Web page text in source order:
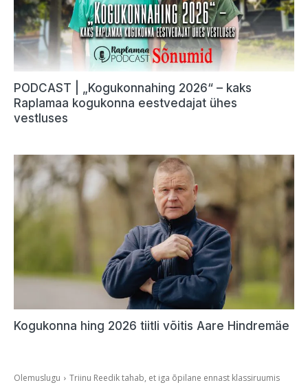
PODCAST | „Kogukonnahing 2026“ – kaks
Raplamaa kogukonna eestvedajat ühes
vestluses
Kogukonna hing 2026 tiitli võitis Aare Hindremäe